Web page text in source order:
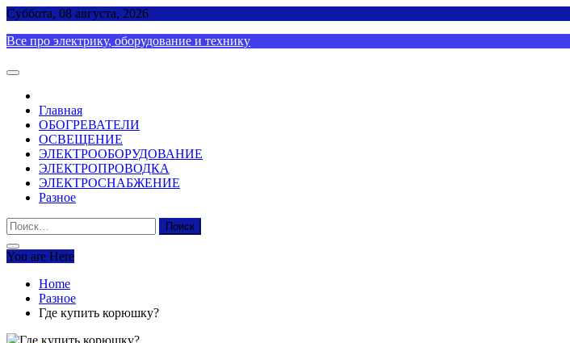
Skip
content
Суббота, 08 августа, 2026
Все про электрику, оборудование и технику
Главная
ОБОГРЕВАТЕЛИ
ОСВЕЩЕНИЕ
ЭЛЕКТРООБОРУДОВАНИЕ
ЭЛЕКТРОПРОВОДКА
ЭЛЕКТРОСНАБЖЕНИЕ
Разное
Найти:
You are Here
Home
Разное
Где купить корюшку?